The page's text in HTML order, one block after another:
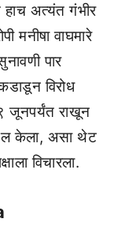
हाच अत्यंत गंभीर
मनीषा वाघमारे
पार
विरोध
जूनपर्यंत राखून
केला, असा थेट
विचारला.